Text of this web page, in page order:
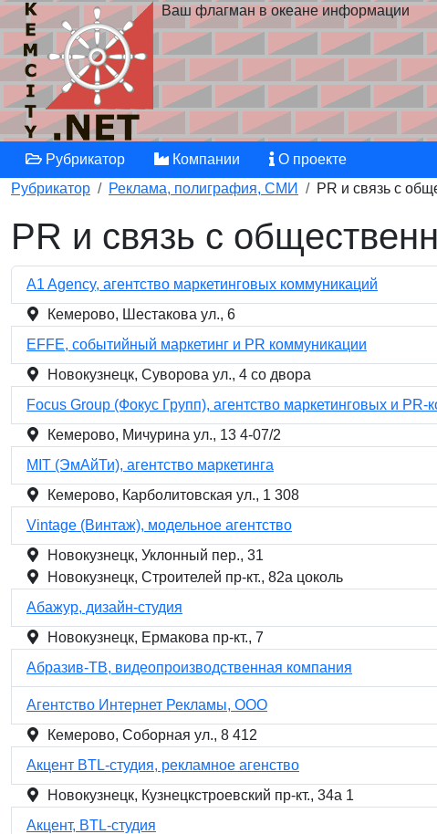
Ваш флагман в океане информации
Рубрикатор Компании
О проекте
Рубрикатор
Реклама, полиграфия, СМИ PR и связь с
PR и связь с
A1 Agency, агентство маркетинговых коммуникаций
Кемерово, Шестакова ул., 6
EFFE, событийный маркетинг и PR коммуникации
Новокузнецк, Суворова ул., 4 со двора
Focus Group (Фокус Групп), агентство маркетинговых и PR-
Кемерово, Мичурина ул., 13 4-07/2
MIT (ЭмАйТи), агентство маркетинга
Кемерово, Карболитовская ул., 1 308
Vintage (Винтаж), модельное агентство
Новокузнецк, Уклонный пер., 31
Новокузнецк, Строителей пр-кт., 82а цоколь
Абажур, дизайн-студия
Новокузнецк, Ермакова пр-кт., 7
Абразив-ТВ, видеопроизводственная компания
Агентство Интернет Рекламы, ООО
Кемерово, Соборная ул., 8 412
Акцент BTL-студия, рекламное агенство
Новокузнецк, Кузнецкстроевский пр-кт., 34а 1
Акцент, BTL-студия